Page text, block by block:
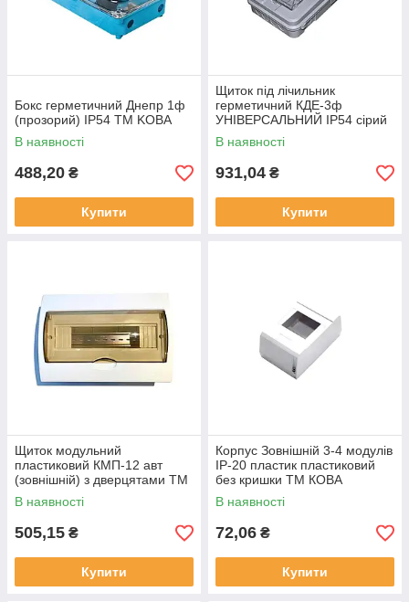
Бокс герметичний Днепр 1ф
(прозорий) ІР54 ТМ KOBA
В наявності
488,20 ₴
Купити
Щиток під лічильник
герметичний КДЕ-3ф
УНІВЕРСАЛЬНИЙ ІР54 сірий
ТМ KOBA
В наявності
931,04 ₴
Купити
Щиток модульний
пластиковий КМП-12 авт
(зовнішній) з дверцятами ТМ
КОВА
В наявності
505,15 ₴
Купити
Корпус Зовнішній 3-4 модулів
ІР-20 пластик пластиковий
без кришки ТМ КОВА
В наявності
72,06 ₴
Купити